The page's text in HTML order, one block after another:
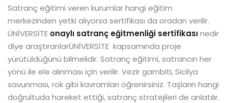
Satranç eğitimi veren kurumlar hangi eğitim
merkezinden yetki alıyorsa sertifikası da oradan verilir.
ÜNİVERSİTE onaylı satranç eğitmenliği sertifikasınedir
diye araştıranlarÜNİVERSİTE kapsamında proje
yürütüldüğünü bilmelidir. Satranç eğitimi, satrancın her
yönü ile ele alınması için verilir. Vezir gambiti, Sicilya
savunması, rok gibi kavramları öğrenirsiniz. Taşların hangi
doğrultuda hareket ettiği, satranç stratejileri de anlatılır.